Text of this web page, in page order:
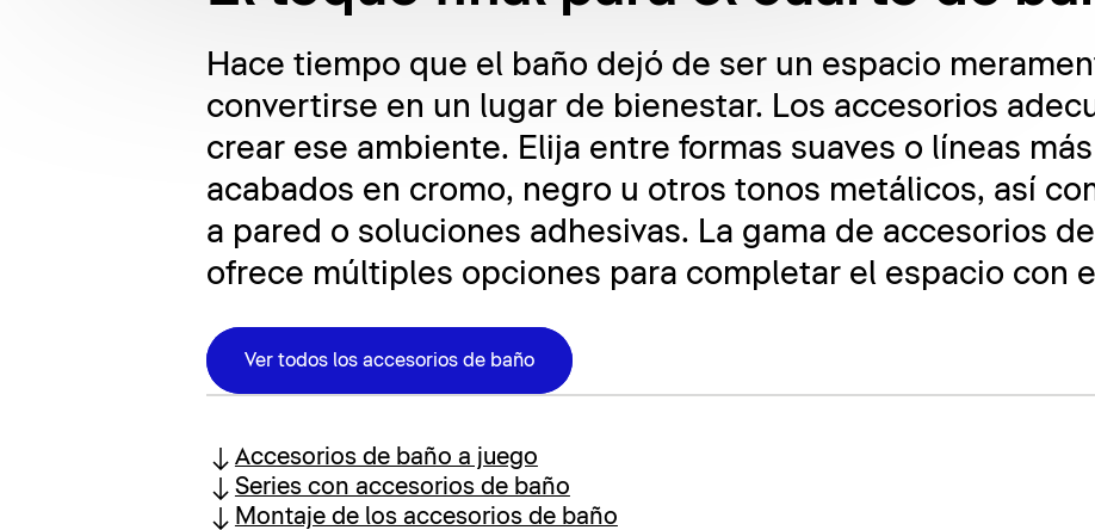
Hace tiempo que el baño dejó de ser un espacio
convertirse en un lugar de bienestar. Los accesorios
crear ese ambiente. Elija entre formas suaves o líneas
acabados en cromo, negro u otros tonos metálicos, así
a pared o soluciones adhesivas. La gama de accesorios
ofrece múltiples opciones para completar el espacio con
Ver todos los accesorios de baño
Accesorios de baño a juego
Series con accesorios de baño
Montaje de los accesorios de baño